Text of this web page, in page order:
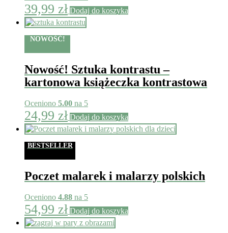
39,99 zł Dodaj do koszyka
NOWOŚĆ!
Nowość! Sztuka kontrastu –
kartonowa książeczka kontrastowa
Oceniono 5.00 na 5
24,99 zł Dodaj do koszyka
BESTSELLER
Poczet malarek i malarzy polskich
Oceniono 4.88 na 5
54,99 zł Dodaj do koszyka